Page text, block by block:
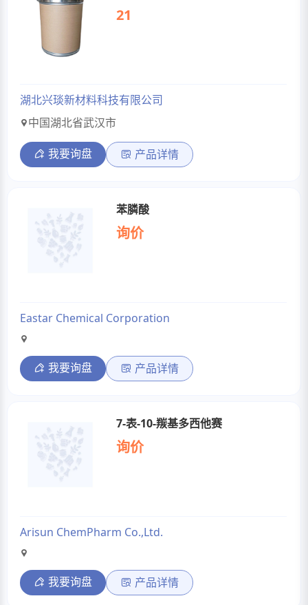
21
湖北兴琰新材料科技有限公司
中国湖北省武汉市
我要询盘 产品详情
苯膦酸
询价
Eastar Chemical Corporation
我要询盘 产品详情
7-表-10-羰基多西他赛
询价
Arisun ChemPharm Co.,Ltd.
我要询盘 产品详情